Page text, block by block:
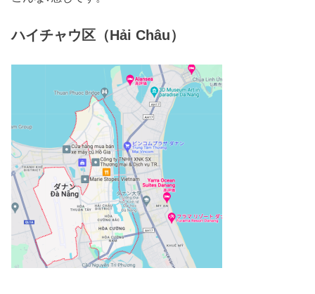
ハイチャウ区（Hải Châu）